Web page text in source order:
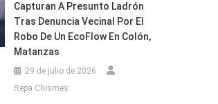
Capturan A Presunto Ladrón
Tras Denuncia Vecinal Por El
Robo De Un EcoFlow En Colón,
Matanzas
29 de julio de 2026
Repa Chismes